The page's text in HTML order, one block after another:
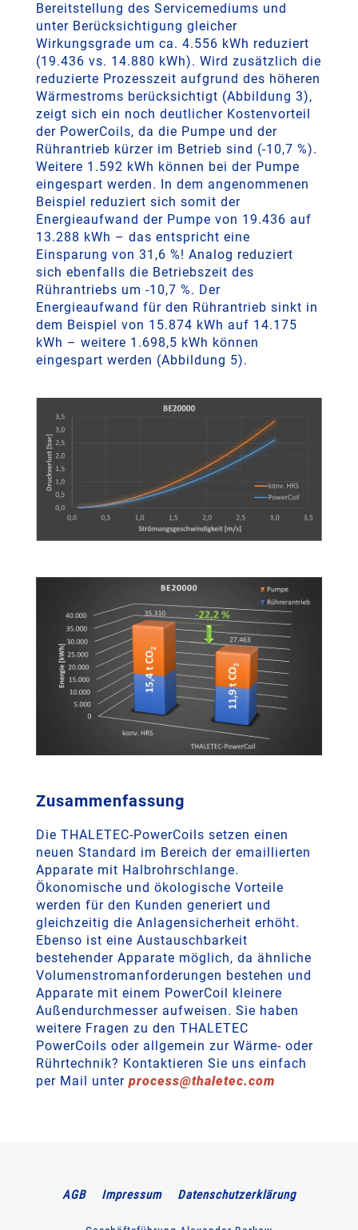
Bereitstellung des Servicemediums und
unter Berücksichtigung gleicher
Wirkungsgrade um ca. 4.556 kWh reduziert
(19.436 vs. 14.880 kWh). Wird zusätzlich die
reduzierte Prozesszeit aufgrund des höheren
Wärmestroms berücksichtigt (Abbildung 3),
zeigt sich ein noch deutlicher Kostenvorteil
der PowerCoils, da die Pumpe und der
Rührantrieb kürzer im Betrieb sind (-10,7 %).
Weitere 1.592 kWh können bei der Pumpe
eingespart werden. In dem angenommenen
Beispiel reduziert sich somit der
Energieaufwand der Pumpe von 19.436 auf
13.288 kWh – das entspricht eine
Einsparung von 31,6 %! Analog reduziert
sich ebenfalls die Betriebszeit des
Rührantriebs um -10,7 %. Der
Energieaufwand für den Rührantrieb sinkt in
dem Beispiel von 15.874 kWh auf 14.175
kWh – weitere 1.698,5 kWh können
eingespart werden (Abbildung 5).
Zusammenfassung
Die THALETEC-PowerCoils setzen einen
neuen Standard im Bereich der emaillierten
Apparate mit Halbrohrschlange.
Ökonomische und ökologische Vorteile
werden für den Kunden generiert und
gleichzeitig die Anlagensicherheit erhöht.
Ebenso ist eine Austauschbarkeit
bestehender Apparate möglich, da ähnliche
Volumenstromanforderungen bestehen und
Apparate mit einem PowerCoil kleinere
Außendurchmesser aufweisen. Sie haben
weitere Fragen zu den THALETEC
PowerCoils oder allgemein zur Wärme- oder
Rührtechnik? Kontaktieren Sie uns einfach
per Mail unter process@thaletec.com
AGB Impressum Datenschutzerklärung